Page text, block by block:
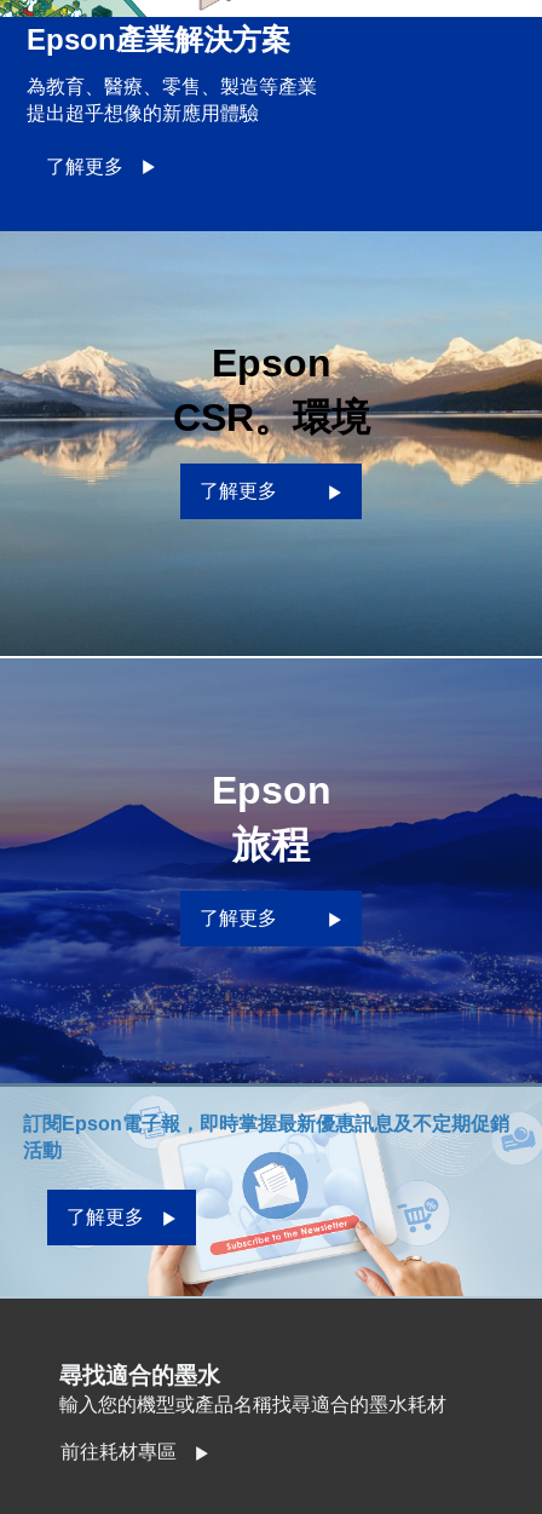
Epson產業解決方案
為教育、醫療、零售、製造等產業
提出超乎想像的新應用體驗
了解更多
Epson
CSR。環境
了解更多
Epson
旅程
了解更多
訂閱Epson電子報，即時掌握最新優惠訊息及不定期促銷
活動
了解更多
尋找適合的墨水
輸入您的機型或產品名稱找尋適合的墨水耗材
前往耗材專區